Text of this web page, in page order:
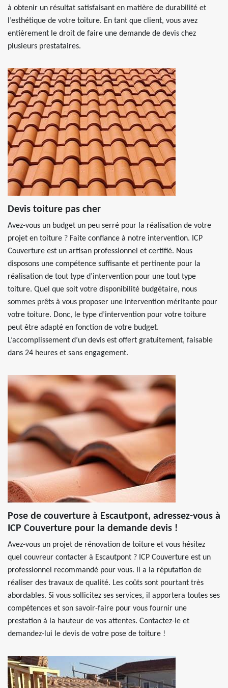
à obtenir un résultat satisfaisant en matière de durabilité et
l’esthétique de votre toiture. En tant que client, vous avez
entièrement le droit de faire une demande de devis chez
plusieurs prestataires.
Devis toiture pas cher
Avez-vous un budget un peu serré pour la réalisation de votre
projet en toiture ? Faite confiance à notre intervention. ICP
Couverture est un artisan professionnel et certifié. Nous
disposons une compétence suffisante et pertinente pour la
réalisation de tout type d’intervention pour une tout type
toiture. Quel que soit votre disponibilité budgétaire, nous
sommes prêts à vous proposer une intervention méritante pour
votre toiture. Donc, le type d’intervention pour votre toiture
peut être adapté en fonction de votre budget.
L’accomplissement d’un devis est offert gratuitement, faisable
dans 24 heures et sans engagement.
Pose de couverture à Escautpont, adressez-vous à
ICP Couverture pour la demande devis !
Avez-vous un projet de rénovation de toiture et vous hésitez
quel couvreur contacter à Escautpont ? ICP Couverture est un
professionnel recommandé pour vous. Il a la réputation de
réaliser des travaux de qualité. Les coûts sont pourtant très
abordables. Si vous sollicitez ses services, il apportera toutes ses
compétences et son savoir-faire pour vous fournir une
prestation à la hauteur de vos attentes. Contactez-le et
demandez-lui le devis de votre pose de toiture !